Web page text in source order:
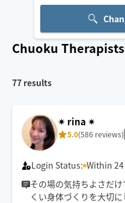
Chuoku Therapists
77 results
✴︎ rina ✴︎
5.0(586 reviews)
Login Status: Within
その場の気持ちよさだ
くい身体づくりを大切に